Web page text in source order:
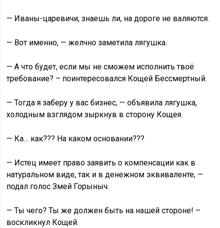
— Иваны-царевичи, знаешь ли, на дороге не валяются.
— Вот именно, — желчно заметила лягушка.
— А что будет, если мы не сможем исполнить твоё
требование? – поинтересовался Кощей Бессмертный.
— Тогда я заберу у вас бизнес, — объявила лягушка,
холодным взглядом зыркнув в сторону Кощея.
— Ка… как??? На каком основании???
— Истец имеет право заявить о компенсации как в
натуральном виде, так и в денежном эквиваленте, —
подал голос Змей Горыныч.
— Ты чего? Ты же должен быть на нашей стороне! –
воскликнул Кощей.